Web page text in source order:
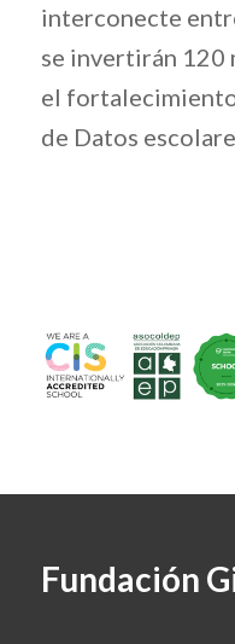
interconecte
se invertirán 120
el
de Datos
Fundación